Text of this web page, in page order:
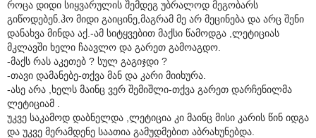
როცა დიდი სიყვარულის შემდეგ უბრალოდ მეგობარს
გიწოდებენ.ჰო მიდი გაიცინე,მაგრამ მე არ მეცინება და არც შენი
დანახვა მინდა აქ.-ამ სიტყვებით მაქსი წამოდგა ,ლეტიციას
მკლავში ხელი ჩაავლო და გარეთ გამოაგდო.
-მაქს რას აკეთებ ? სულ გაგიჯდი ?
-თავი დამანებე-თქვა მან და კარი მიიხურა.
-ასე არა ,ხელს მაინც ვერ შემიშლი-თქვა გარეთ დარჩენილმა
ლეტიციამ .
უკვე საკამოდ დაბნელდა ,ლეტიცია კი მაინც მისი კარის წინ იდგა
და უკვე მერამდენე საათია გამუდმებით აბრახუნებდა.